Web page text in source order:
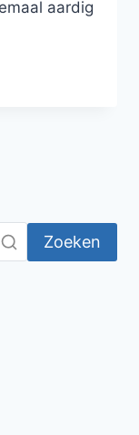
aardig
Zoeken